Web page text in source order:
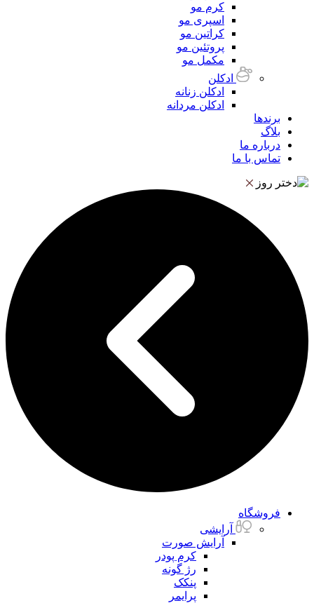
کرم مو
اسپری مو
کراتین مو
پروتئین مو
مکمل مو
ادکلن
ادکلن زنانه
ادکلن مردانه
برندها
بلاگ
درباره ما
تماس با ما
فروشگاه
آرایشی
آرایش صورت
کرم پودر
رژ گونه
پنکک
پرایمر